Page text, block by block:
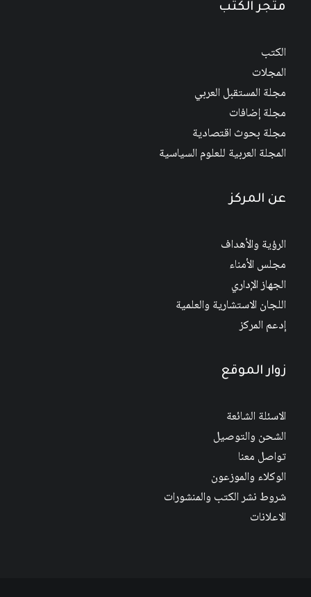
متجر الكتب
الكتب
المجلات
مجلة المستقبل العربي
مجلة إضافات
مجلة بحوث اقتصادية
المجلة العربية للعلوم السياسية
عن المركز
الرؤية والأهداف
مجلس الأمناء
الجهاز الإداري
اللجان الاستشارية والعلمية
إدعم المركز
زوار الموقع
الاسئلة الشائعة
الشحن والتوصيل
تواصل معنا
الوكلاء والموزعون
شروط نشر الكتب والمنشورات
الاعلانات